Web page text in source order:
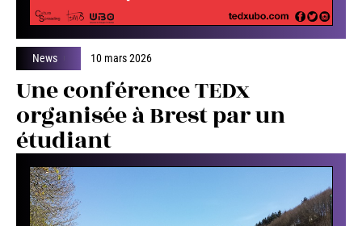
News 10 mars 2026
Une conférence TEDx
organisée à Brest par un
étudiant